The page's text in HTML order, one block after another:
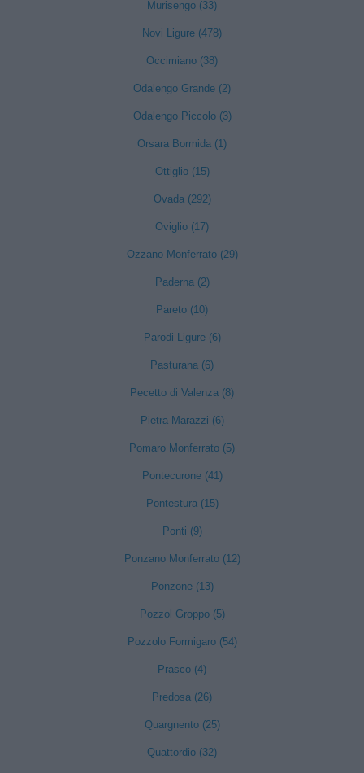
Murisengo (33)
Novi Ligure (478)
Occimiano (38)
Odalengo Grande (2)
Odalengo Piccolo (3)
Orsara Bormida (1)
Ottiglio (15)
Ovada (292)
Oviglio (17)
Ozzano Monferrato (29)
Paderna (2)
Pareto (10)
Parodi Ligure (6)
Pasturana (6)
Pecetto di Valenza (8)
Pietra Marazzi (6)
Pomaro Monferrato (5)
Pontecurone (41)
Pontestura (15)
Ponti (9)
Ponzano Monferrato (12)
Ponzone (13)
Pozzol Groppo (5)
Pozzolo Formigaro (54)
Prasco (4)
Predosa (26)
Quargnento (25)
Quattordio (32)